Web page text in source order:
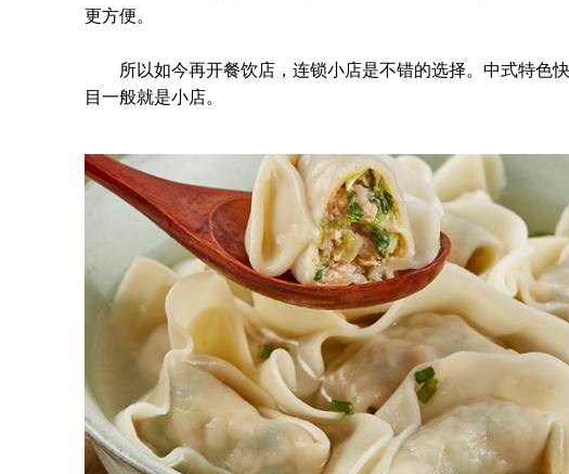
更方便。
所以如今再开餐饮店，连锁小店是不错的选择。中式特色
目一般就是小店。